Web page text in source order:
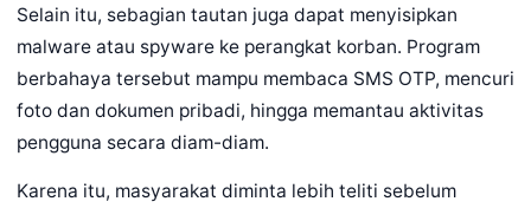
Selain itu, sebagian tautan juga dapat menyisipkan
malware atau spyware ke perangkat korban. Program
berbahaya tersebut mampu membaca SMS OTP, mencuri
foto dan dokumen pribadi, hingga memantau aktivitas
pengguna secara diam-diam.
Karena itu, masyarakat diminta lebih teliti sebelum